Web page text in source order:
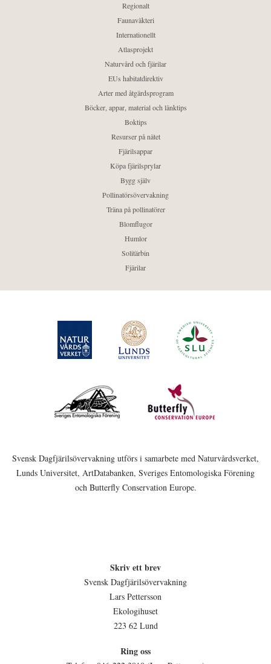
Regionalt
Faunaväkteri
Internationellt
Atlasprojekt
Naturvård och fjärilar
EUs habitatdirektiv
Arter med åtgärdsprogram
Böcker, appar, material och länktips
Boktips
Resurser på nätet
Fjärilsappar
Köpa fjärilsprylar
Bygg själv
Pollinatörsövervakning
Träna på pollinatörer
Blomflugor
Humlor
Solitärbin
Fjärilar
Svensk Dagfjärilsövervakning utförs i samarbete med Naturvårdsverket,
Lunds Universitet, ArtDatabanken, Sveriges Entomologiska Förening
och Butterfly Conservation Europe.
Skriv ett brev
Svensk Dagfjärilsövervakning
Lars Pettersson
Ekologihuset
223 62 Lund
Ring oss